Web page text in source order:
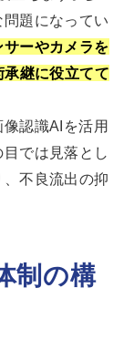
題になってい
ーやカメラを
継に役立てて
認識AIを活用
では見落とし
不良流出の抑
制の構